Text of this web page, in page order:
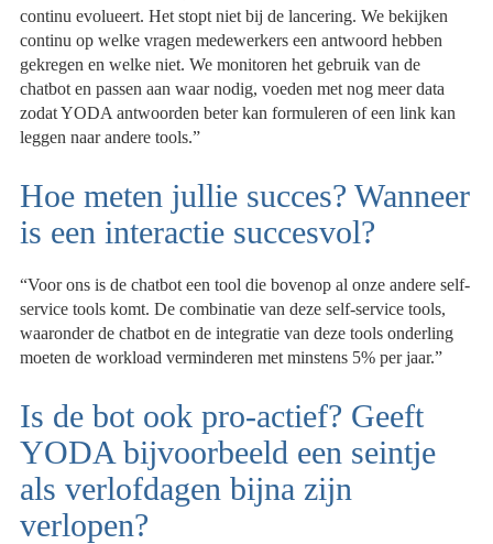
continu evolueert. Het stopt niet bij de lancering. We bekijken
continu op welke vragen medewerkers een antwoord hebben
gekregen en welke niet. We monitoren het gebruik van de
chatbot en passen aan waar nodig, voeden met nog meer data
zodat YODA antwoorden beter kan formuleren of een link kan
leggen naar andere tools.”
Hoe meten jullie succes? Wanneer
is een interactie succesvol?
“Voor ons is de chatbot een tool die bovenop al onze andere self-
service tools komt. De combinatie van deze self-service tools,
waaronder de chatbot en de integratie van deze tools onderling
moeten de workload verminderen met minstens 5% per jaar.”
Is de bot ook pro-actief? Geeft
YODA bijvoorbeeld een seintje
als verlofdagen bijna zijn
verlopen?